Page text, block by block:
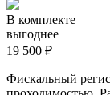
В комплекте
выгоднее
19 500 ₽
Фискальный